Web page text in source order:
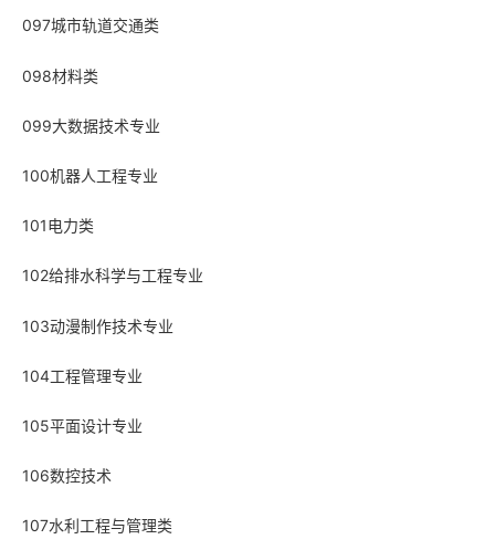
097城市轨道交通类
098材料类
099大数据技术专业
100机器人工程专业
101电力类
102给排水科学与工程专业
103动漫制作技术专业
104工程管理专业
105平面设计专业
106数控技术
107水利工程与管理类